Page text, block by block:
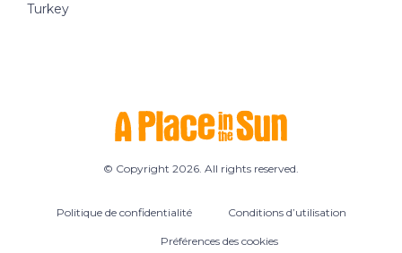
Turkey
© Copyright 2026. All rights reserved.
Politique de confidentialité Conditions d’utilisation
Préférences des cookies